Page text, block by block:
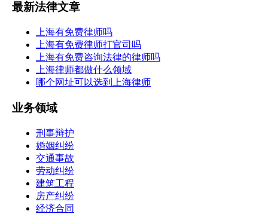
最新法律文章
上海有免费律师吗
上海有免费律师打官司吗
上海有免费咨询法律的律师吗
上海律师都做什么领域
哪个网址可以选到上海律师
业务领域
刑事辩护
婚姻纠纷
交通事故
劳动纠纷
建筑工程
房产纠纷
经济合同